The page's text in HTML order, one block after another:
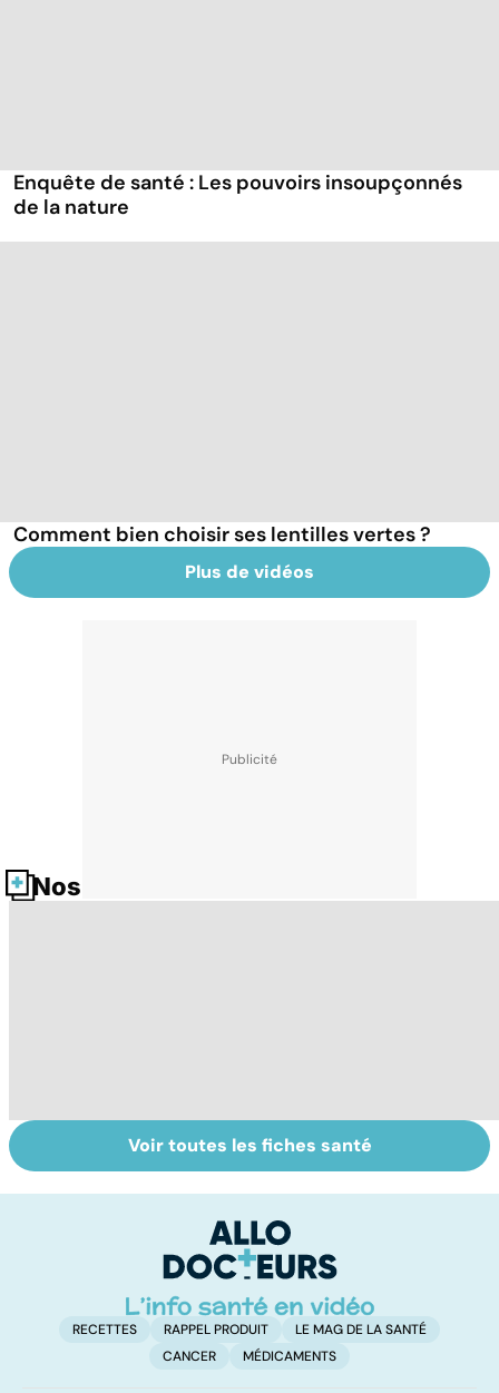
Enquête de santé : Les pouvoirs insoupçonnés
de la nature
Comment bien choisir ses lentilles vertes ?
Plus de vidéos
Nos fiches santé
Grand froid : nos
conseils
Perturbateurs
endocriniens :
notre santé
Voir toutes les fiches santé
RECETTES RAPPEL PRODUIT
LE MAG DE LA SANTÉ
CANCER
MÉDICAMENTS